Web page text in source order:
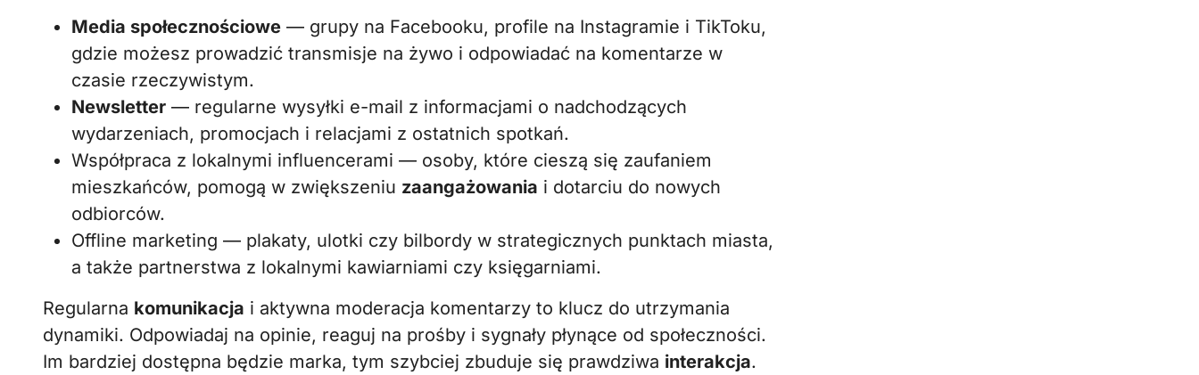
Media społecznościowe — grupy na Facebooku, profile na Instagramie i TikToku,
gdzie możesz prowadzić transmisje na żywo i odpowiadać na komentarze w
czasie rzeczywistym.
Newsletter — regularne wysyłki e-mail z informacjami o nadchodzących
wydarzeniach, promocjach i relacjami z ostatnich spotkań.
Współpraca z lokalnymi influencerami — osoby, które cieszą się zaufaniem
mieszkańców, pomogą w zwiększeniu zaangażowania i dotarciu do nowych
odbiorców.
Offline marketing — plakaty, ulotki czy bilbordy w strategicznych punktach miasta,
a także partnerstwa z lokalnymi kawiarniami czy księgarniami.
Regularna komunikacja i aktywna moderacja komentarzy to klucz do utrzymania
dynamiki. Odpowiadaj na opinie, reaguj na prośby i sygnały płynące od społeczności.
Im bardziej dostępna będzie marka, tym szybciej zbuduje się prawdziwa interakcja.